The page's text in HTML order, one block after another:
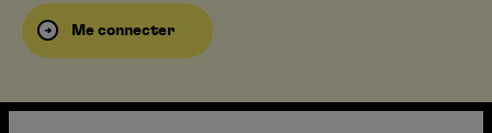
Me connecter